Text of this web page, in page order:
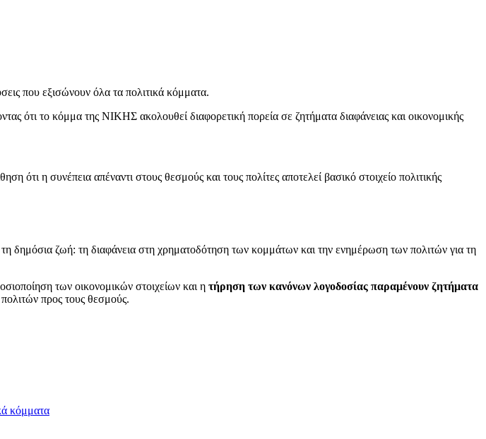
που εξισώνουν όλα τα πολιτικά κόμματα.
ότι το κόμμα της ΝΙΚΗΣ ακολουθεί διαφορετική πορεία σε ζητήματα διαφάνειας και οικονομικής
ότι η συνέπεια απέναντι στους θεσμούς και τους πολίτες αποτελεί βασικό στοιχείο πολιτικής
δημόσια ζωή: τη διαφάνεια στη χρηματοδότηση των κομμάτων και την ενημέρωση των πολιτών για τη
των οικονομικών στοιχείων και η τήρηση των κανόνων λογοδοσίας παραμένουν ζητήματα
προς τους θεσμούς.
κόμματα